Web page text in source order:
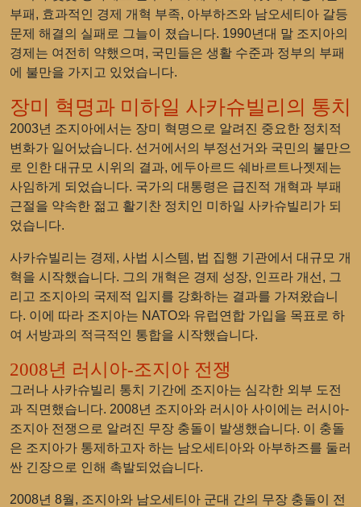
부패, 효과적인 경제 개혁 부족, 아부하즈와 남오세티아 갈등
문제 해결의 실패로 그늘이 졌습니다. 1990년대 말 조지아의
경제는 여전히 약했으며, 국민들은 생활 수준과 정부의 부패
에 불만을 가지고 있었습니다.
장미 혁명과 미하일 사카슈빌리의 통치
2003년 조지아에서는 장미 혁명으로 알려진 중요한 정치적
변화가 일어났습니다. 선거에서의 부정선거와 국민의 불만으
로 인한 대규모 시위의 결과, 에두아르드 쉐바르트나젯제는
사임하게 되었습니다. 국가의 대통령은 급진적 개혁과 부패
근절을 약속한 젊고 활기찬 정치인 미하일 사카슈빌리가 되
었습니다.
사카슈빌리는 경제, 사법 시스템, 법 집행 기관에서 대규모 개
혁을 시작했습니다. 그의 개혁은 경제 성장, 인프라 개선, 그
리고 조지아의 국제적 입지를 강화하는 결과를 가져왔습니
다. 이에 따라 조지아는 NATO와 유럽연합 가입을 목표로 하
여 서방과의 적극적인 통합을 시작했습니다.
2008년 러시아-조지아 전쟁
그러나 사카슈빌리 통치 기간에 조지아는 심각한 외부 도전
과 직면했습니다. 2008년 조지아와 러시아 사이에는 러시아-
조지아 전쟁으로 알려진 무장 충돌이 발생했습니다. 이 충돌
은 조지아가 통제하고자 하는 남오세티아와 아부하즈를 둘러
싼 긴장으로 인해 촉발되었습니다.
2008년 8월, 조지아와 남오세티아 군대 간의 무장 충돌이 전